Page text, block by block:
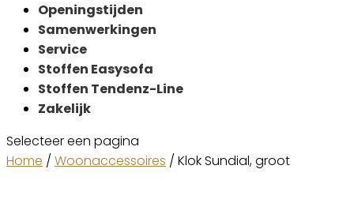
Openingstijden
Samenwerkingen
Service
Stoffen Easysofa
Stoffen Tendenz-Line
Zakelijk
Selecteer een pagina
Home / Woonaccessoires / Klok Sundial, groot